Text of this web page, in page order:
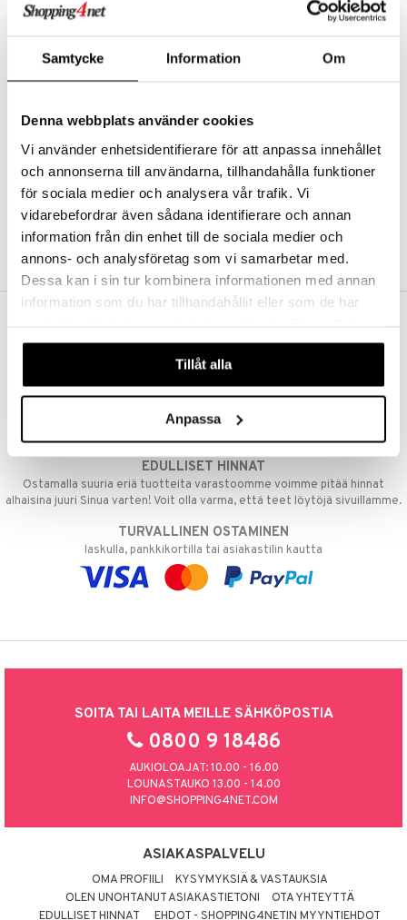
Samtycke Information Om
Denna webbplats använder cookies
Vi använder enhetsidentifierare för att anpassa innehållet
och annonserna till användarna, tillhandahålla funktioner
för sociala medier och analysera vår trafik. Vi
vidarebefordrar även sådana identifierare och annan
information från din enhet till de sociala medier och
annons- och analysföretag som vi samarbetar med.
Dessa kan i sin tur kombinera informationen med annan
information som du har tillhandahållit eller som de har
våra cookies vid fortsatt användande av vår webbplats.
Tillåt alla
Anpassa
Luo uusi asiakas
Hyviä tarjouksia
Kestotilaus
Arvostele tuotteita
Toivelistat
LUO ASIAKAS
Aina maksuton vaihtoehto, huolimatta siitä ostatko yksittäisen
tuotteen tai koko tilauksellesi joka ylittää 50 €.
NOPEAT TOIMITUKSET
Ennen kello 13.00 tehdyt tilaukset lähetetään normaalisti samana
EDULLISET HINNAT
Ostamalla suuria eriä tuotteita varastoomme voimme pitää hinnat
alhaisina juuri Sinua varten! Voit olla varma, että teet löytöjä sivuillamme.
TURVALLINEN OSTAMINEN
laskulla, pankkikortilla tai asiakastilin kautta
SOITA TAI LAITA MEILLE SÄHKÖPOSTIA
0800 9 18486
AUKIOLOAJAT: 10.00 - 16.00
LOUNASTAUKO 13.00 - 14.00
INFO@SHOPPING4NET.COM
ASIAKASPALVELU
OMA PROFIILI
KYSYMYKSIÄ & VASTAUKSIA
OLEN UNOHTANUT ASIAKASTIETONI
OTA YHTEYTTÄ
EDULLISET HINNAT
EHDOT - SHOPPING4NETIN MYYNTIEHDOT